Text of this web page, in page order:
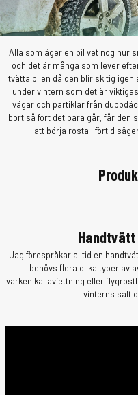
Alla som äger en bil vet nog hur
och det är många som lever
tvätta bilen då den blir skitig
under vintern som det är
vägar och partiklar från
bort så fort det bara går, får den
att börja rosta i förtid
Jag förespråkar alltid en
behövs flera olika typer av
varken kallavfettning eller
vinterns salt